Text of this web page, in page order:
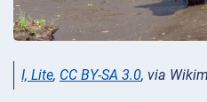
I, Lite, CC BY-SA 3.0, via